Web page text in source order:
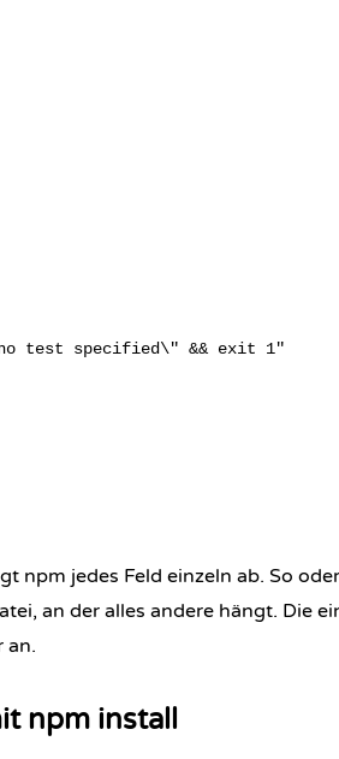
test specified\" && exit 1"
npm jedes Feld einzeln ab. So
an der alles andere hängt. Die
an.
npm install